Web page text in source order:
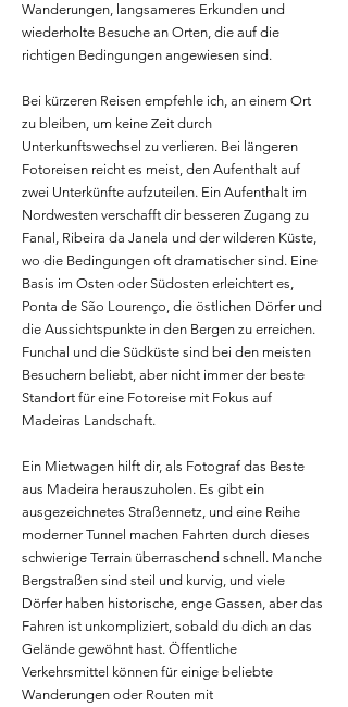
Wanderungen, langsameres Erkunden und
wiederholte Besuche an Orten, die auf die
richtigen Bedingungen angewiesen sind.
Bei kürzeren Reisen empfehle ich, an einem Ort
zu bleiben, um keine Zeit durch
Unterkunftswechsel zu verlieren. Bei längeren
Fotoreisen reicht es meist, den Aufenthalt auf
zwei Unterkünfte aufzuteilen. Ein Aufenthalt im
Nordwesten verschafft dir besseren Zugang zu
Fanal, Ribeira da Janela und der wilderen Küste,
wo die Bedingungen oft dramatischer sind. Eine
Basis im Osten oder Südosten erleichtert es,
Ponta de São Lourenço, die östlichen Dörfer und
die Aussichtspunkte in den Bergen zu erreichen.
Funchal und die Südküste sind bei den meisten
Besuchern beliebt, aber nicht immer der beste
Standort für eine Fotoreise mit Fokus auf
Madeiras Landschaft.
Ein Mietwagen hilft dir, als Fotograf das Beste
aus Madeira herauszuholen. Es gibt ein
ausgezeichnetes Straßennetz, und eine Reihe
moderner Tunnel machen Fahrten durch dieses
schwierige Terrain überraschend schnell. Manche
Bergstraßen sind steil und kurvig, und viele
Dörfer haben historische, enge Gassen, aber das
Fahren ist unkompliziert, sobald du dich an das
Gelände gewöhnt hast. Öffentliche
Verkehrsmittel können für einige beliebte
Wanderungen oder Routen mit